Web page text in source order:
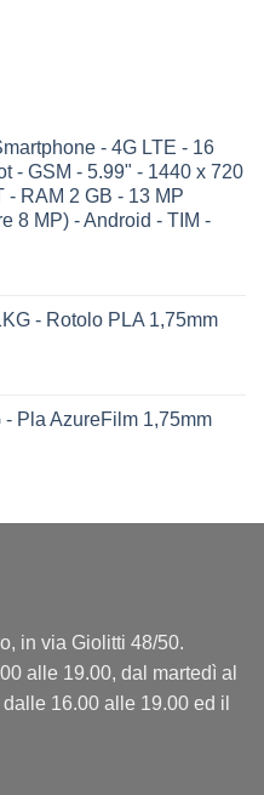
- 4G LTE - 16
- GSM - 5.99" - 1440 x 720
- RAM 2 GB - 13 MP
8 MP) - Android - TIM -
- Rotolo PLA 1,75mm
Pla AzureFilm 1,75mm
in via Giolitti 48/50.
alle 19.00, dal martedì al
16.00 alle 19.00 ed il